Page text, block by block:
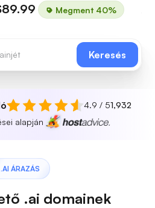
Megment 40%
Keresés
4.9 / 51,932
alapján
.AI ÁRAZÁS
.ai domainek